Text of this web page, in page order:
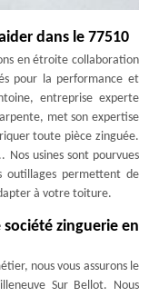
dans le 77510
en étroite collaboration
pour la performance et
entreprise experte
met son expertise
toute pièce zinguée.
usines sont pourvues
outillages permettent de
à votre toiture.
zinguerie en
nous vous assurons le
Sur Bellot. Nous